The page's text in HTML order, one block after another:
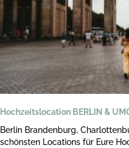
Hochzeitslocation BERLIN &
Berlin Brandenburg,
schönsten Locations für Eure